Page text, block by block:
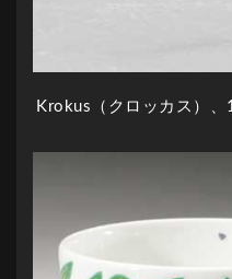
Krokus（クロッカス）